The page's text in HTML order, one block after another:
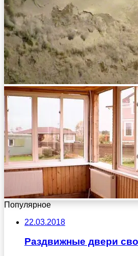
Популярное
22.03.2018
Раздвижные двери